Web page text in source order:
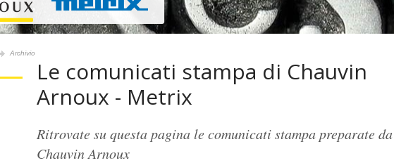
Archivio
Le comunicati stampa di Chauvin
Arnoux - Metrix
Ritrovate su questa pagina le comunicati stampa preparate da
Chauvin Arnoux